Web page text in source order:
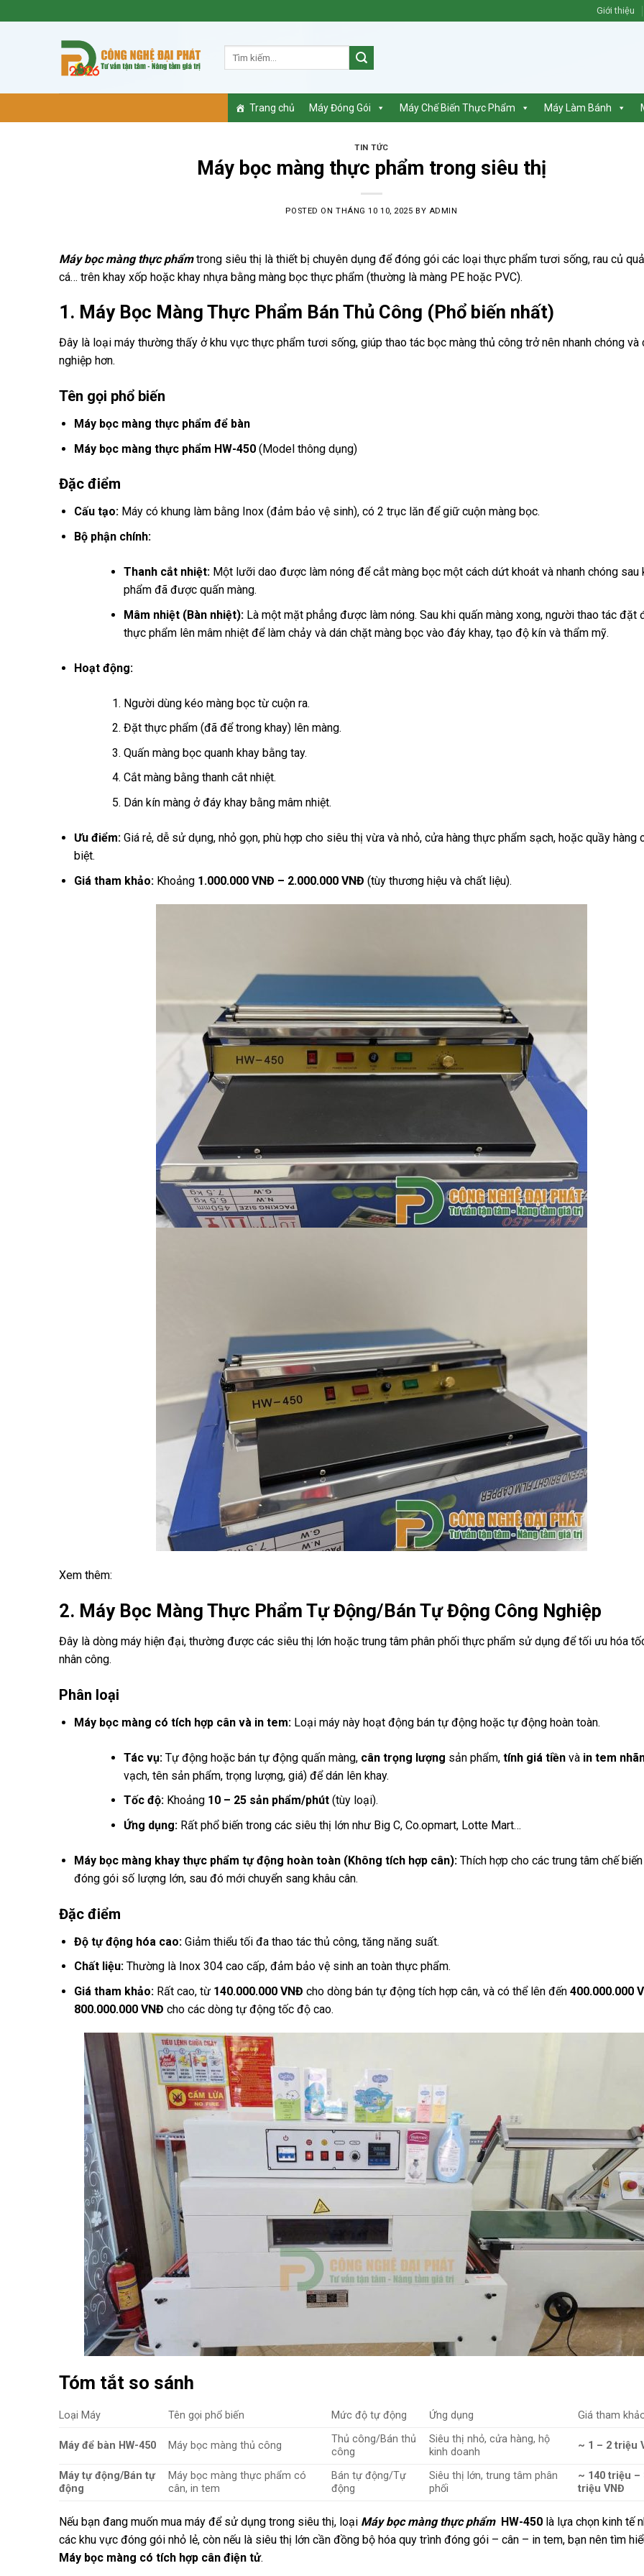
to
Giới thiệu
Trang chủ Máy Đóng Gói Máy Chế Biến Thực Phẩm Máy Làm Bánh
TIN TỨC
Máy bọc màng thực phẩm trong siêu thị
POSTED ON THÁNG 10 10, 2025 BY ADMIN
Máy bọc màng thực phẩmtrong siêu thị là thiết bị chuyên dụng để đóng gói các loại thực phẩm tươi sống, rau củ
cá… trên khay xốp hoặc khay nhựa bằng màng bọc thực phẩm (thường là màng PE hoặc PVC).
1. Máy Bọc Màng Thực Phẩm Bán Thủ Công (Phổ biến nhất)
Đây là loại máy thường thấy ở khu vực thực phẩm tươi sống, giúp thao tác bọc màng thủ công trở nên nhanh chóng và
nghiệp hơn.
Tên gọi phổ biến
Máy bọc màng thực phẩm để bàn
Máy bọc màng thực phẩm HW-450(Model thông dụng)
Đặc điểm
Cấu tạo:Máy có khung làm bằng Inox (đảm bảo vệ sinh), có 2 trục lăn để giữ cuộn màng bọc.
Bộ phận chính:
Thanh cắt nhiệt:Một lưỡi dao được làm nóng để cắt màng bọc một cách dứt khoát và nhanh chóng sau
phẩm đã được quấn màng.
Mâm nhiệt (Bàn nhiệt):Là một mặt phẳng được làm nóng. Sau khi quấn màng xong, người thao tác đặt
thực phẩm lên mâm nhiệt để làm chảy và dán chặt màng bọc vào đáy khay, tạo độ kín và thẩm mỹ.
Hoạt động:
Người dùng kéo màng bọc từ cuộn ra.
Đặt thực phẩm (đã để trong khay) lên màng.
Quấn màng bọc quanh khay bằng tay.
Cắt màng bằng thanh cắt nhiệt.
Dán kín màng ở đáy khay bằng mâm nhiệt.
Ưu điểm:Giá rẻ, dễ sử dụng, nhỏ gọn, phù hợp cho siêu thị vừa và nhỏ, cửa hàng thực phẩm sạch, hoặc quầy hàng
biệt.
Giá tham khảo:Khoảng 1.000.000 VNĐ – 2.000.000 VNĐ (tùy thương hiệu và chất liệu).
Xem thêm:
2. Máy Bọc Màng Thực Phẩm Tự Động/Bán Tự Động Công Nghiệp
Đây là dòng máy hiện đại, thường được các siêu thị lớn hoặc trung tâm phân phối thực phẩm sử dụng để tối ưu hóa
nhân công.
Phân loại
Máy bọc màng có tích hợp cân và in tem:Loại máy này hoạt động bán tự động hoặc tự động hoàn toàn.
Tác vụ:Tự động hoặc bán tự động quấn màng, cân trọng lượng sản phẩm, tính giá tiềnvà in tem
vạch, tên sản phẩm, trọng lượng, giá) để dán lên khay.
Tốc độ:Khoảng 10 – 25 sản phẩm/phút(tùy loại).
Ứng dụng:Rất phổ biến trong các siêu thị lớn như Big C, Co.opmart, Lotte Mart…
Máy bọc màng khay thực phẩm tự động hoàn toàn (Không tích hợp cân):Thích hợp cho các trung tâm chế
đóng gói số lượng lớn, sau đó mới chuyển sang khâu cân.
Đặc điểm
Độ tự động hóa cao:Giảm thiểu tối đa thao tác thủ công, tăng năng suất.
Chất liệu:Thường là Inox 304 cao cấp, đảm bảo vệ sinh an toàn thực phẩm.
Giá tham khảo:Rất cao, từ 140.000.000 VNĐ cho dòng bán tự động tích hợp cân, và có thể lên đến 400.000.000
800.000.000 VNĐ cho các dòng tự động tốc độ cao.
Tóm tắt so sánh
Loại Máy Tên gọi phổ biến Mức độ tự động Ứng dụng Giá tham
Máy để bàn HW-450 Máy bọc màng thủ công
Thủ công/Bán thủ
công
Siêu thị nhỏ, cửa hàng, hộ
kinh doanh
~ 1 – 2 triệu
Máy tự động/Bán tự
động
Máy bọc màng thực phẩm có
cân, in tem
Bán tự động/Tự
động
Siêu thị lớn, trung tâm phân
phối
~ 140 triệu –
triệu VNĐ
Nếu bạn đang muốn mua máy để sử dụng trong siêu thị, loại Máy bọc màng thực phẩm HW-450 là lựa chọn kinh tế
các khu vực đóng gói nhỏ lẻ, còn nếu là siêu thị lớn cần đồng bộ hóa quy trình đóng gói – cân – in tem, bạn nên tìm
Máy bọc màng có tích hợp cân điện tử.